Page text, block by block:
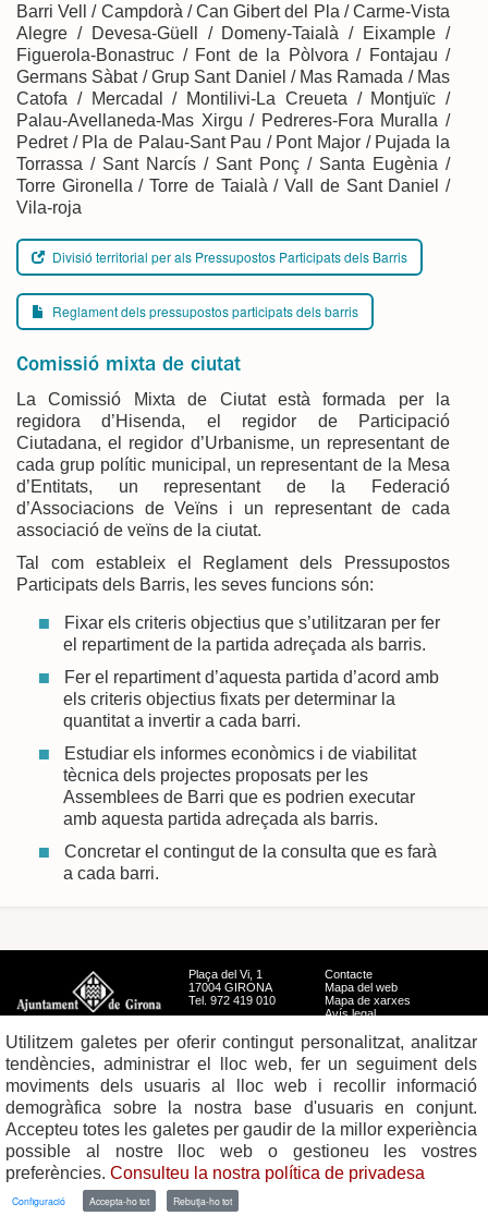
Barri Vell / Campdorà / Can Gibert del Pla / Carme-Vista
Alegre / Devesa-Güell / Domeny-Taialà / Eixample /
Figuerola-Bonastruc / Font de la Pòlvora / Fontajau /
Germans Sàbat / Grup Sant Daniel / Mas Ramada / Mas
Catofa / Mercadal / Montilivi-La Creueta / Montjuïc /
Palau-Avellaneda-Mas Xirgu / Pedreres-Fora Muralla /
Pedret / Pla de Palau-Sant Pau / Pont Major / Pujada la
Torrassa / Sant Narcís / Sant Ponç / Santa Eugènia /
Torre Gironella / Torre de Taialà / Vall de Sant Daniel /
Vila-roja
Divisió territorial per als Pressupostos Participats dels Barris
Reglament dels pressupostos participats dels barris
Comissió mixta de ciutat
La Comissió Mixta de Ciutat està formada per la
regidora d’Hisenda, el regidor de Participació
Ciutadana, el regidor d’Urbanisme, un representant de
cada grup polític municipal, un representant de la Mesa
d’Entitats, un representant de la Federació
d’Associacions de Veïns i un representant de cada
associació de veïns de la ciutat.
Tal com estableix el Reglament dels Pressupostos
Participats dels Barris, les seves funcions són:
Fixar els criteris objectius que s’utilitzaran per fer
el repartiment de la partida adreçada als barris.
Fer el repartiment d’aquesta partida d’acord amb
els criteris objectius fixats per determinar la
quantitat a invertir a cada barri.
Estudiar els informes econòmics i de viabilitat
tècnica dels projectes proposats per les
Assemblees de Barri que es podrien executar
amb aquesta partida adreçada als barris.
Concretar el contingut de la consulta que es farà
a cada barri.
Plaça del Vi, 1
17004 GIRONA
Tel. 972 419 010
Contacte
Mapa del web
Mapa de xarxes
Avís legal
Utilitzem galetes per oferir contingut personalitzat, analitzar
tendències, administrar el lloc web, fer un seguiment dels
moviments dels usuaris al lloc web i recollir informació
demogràfica sobre la nostra base d'usuaris en conjunt.
Accepteu totes les galetes per gaudir de la millor experiència
possible al nostre lloc web o gestioneu les vostres
preferències. Consulteu la nostra política de privadesa
Configuració Accepta-ho tot Rebutja-ho tot